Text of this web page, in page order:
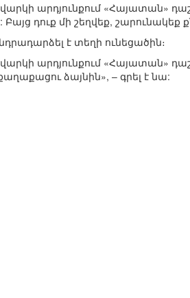
արդյունքում «Հայատան»
դուք մի շեղվեք, շարունակեք
է տեղի ունեցածին։
արդյունքում «Հայատան»
ձայնին», – գրել է նա: